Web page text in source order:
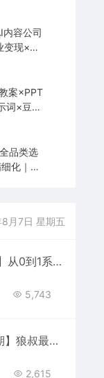
内容公司
现×从0
案×PPT
词×豆包
品类选
化｜新
月7日 星期五
【第11195期】从0到1系统玩转闲鱼变现，教你核心选品思维，提升产品曝光及转化率
5,743
【勇锶1364期】狼叔最新闲鱼被动引流教程_打造一个可以赚钱的IP独家秘笈
2,615